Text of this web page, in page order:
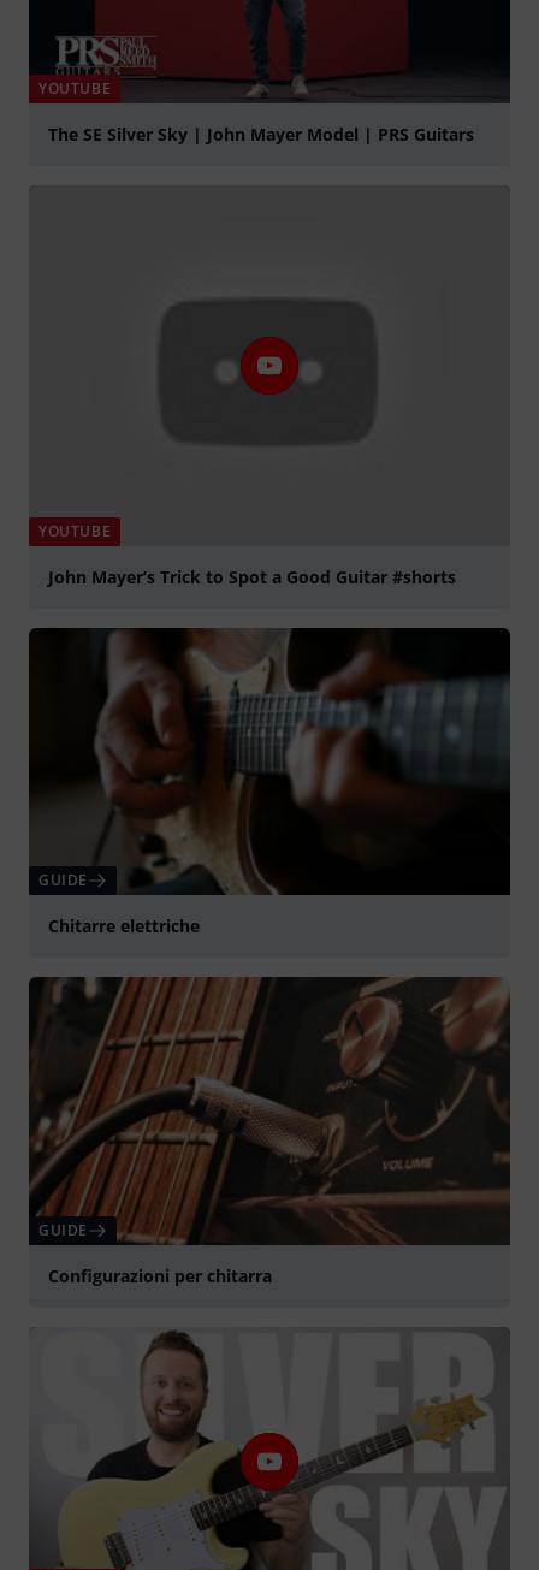
YOUTUBE
The SE Silver Sky | John Mayer Model | PRS Guitars
YOUTUBE
John Mayer’s Trick to Spot a Good Guitar #shorts
GUIDE
Chitarre elettriche
GUIDE
Configurazioni per chitarra